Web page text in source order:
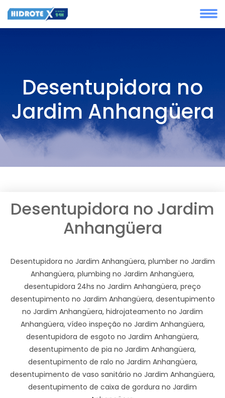
Desentupidora no
Jardim Anhangüera
Desentupidora no Jardim
Anhangüera
Desentupidora no Jardim Anhangüera, plumber no Jardim
Anhangüera, plumbing no Jardim Anhangüera,
desentupidora 24hs no Jardim Anhangüera, preço
desentupimento no Jardim Anhangüera, desentupimento
no Jardim Anhangüera, hidrojateamento no Jardim
Anhangüera, vídeo inspeção no Jardim Anhangüera,
desentupidora de esgoto no Jardim Anhangüera,
desentupimento de pia no Jardim Anhangüera,
desentupimento de ralo no Jardim Anhangüera,
desentupimento de vaso sanitário no Jardim Anhangüera,
desentupimento de caixa de gordura no Jardim